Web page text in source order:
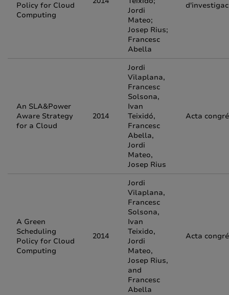
Policy for Cloud
Computing
Jordi
Mateo;
Josep Rius;
Francesc
Abella
An SLA&Power
Aware Strategy
for a Cloud
2014
Jordi
Vilaplana,
Francesc
Solsona,
Ivan
Teixidó,
Francesc
Abella,
Jordi
Mateo,
Josep Rius
Acta
A Green
Scheduling
Policy for Cloud
Computing
2014
Jordi
Vilaplana,
Francesc
Solsona,
Ivan
Teixido,
Jordi
Mateo,
Josep Rius,
and
Francesc
Abella
Acta